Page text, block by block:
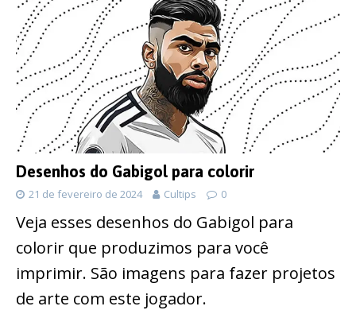
Desenhos do Gabigol para colorir
21 de fevereiro de 2024 Cultips 0
Veja esses desenhos do Gabigol para
colorir que produzimos para você
imprimir. São imagens para fazer projetos
de arte com este jogador.